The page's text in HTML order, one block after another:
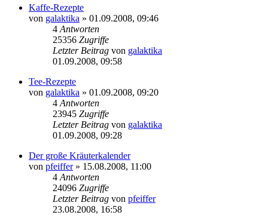
Kaffe-Rezepte
von galaktika » 01.09.2008, 09:46
4 Antworten
25356 Zugriffe
Letzter Beitrag von galaktika
01.09.2008, 09:58
Tee-Rezepte
von galaktika » 01.09.2008, 09:20
4 Antworten
23945 Zugriffe
Letzter Beitrag von galaktika
01.09.2008, 09:28
Der große Kräuterkalender
von pfeiffer» 15.08.2008, 11:00
4 Antworten
24096 Zugriffe
Letzter Beitrag von pfeiffer
23.08.2008, 16:58